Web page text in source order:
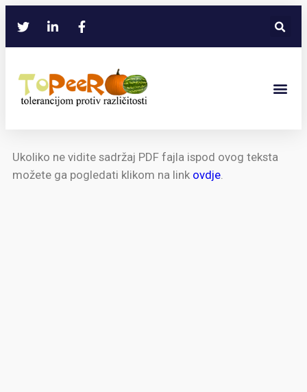
Ukoliko ne vidite sadržaj PDF fajla ispod ovog teksta
možete ga pogledati klikom na link ovdje